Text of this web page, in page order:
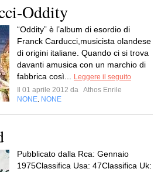
Oddity
“Oddity” è l’album di esordio di
Franck Carducci,musicista olandese
di origini italiane. Quando ci si trova
davanti amusica con un marchio di
fabbrica così...
Leggere il seguito
Il 01 aprile 2012 da Athos Enrile
NONE NONE
Pubblicato dalla Rca: Gennaio
1975Classifica Usa: 47Classifica Uk: